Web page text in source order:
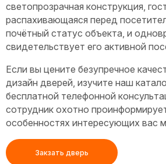
светопрозрачная конструкция,
распахивающаяся перед
почётный статус объекта, и
свидетельствует его активной
Если вы цените безупречное
дизайн дверей, изучите наш
бесплатной телефонной
сотрудник охотно
особенностях интересующих вас
Закзать дверь